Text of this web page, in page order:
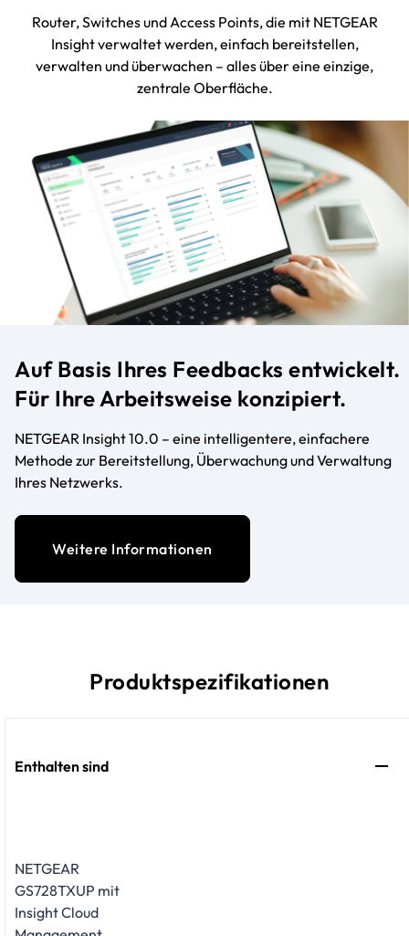
Router, Switches und Access Points, die mit NETGEAR
Insight verwaltet werden, einfach bereitstellen,
verwalten und überwachen – alles über eine einzige,
zentrale Oberfläche.
Auf Basis Ihres Feedbacks entwickelt.
Für Ihre Arbeitsweise konzipiert.
NETGEAR Insight 10.0 – eine intelligentere, einfachere
Methode zur Bereitstellung, Überwachung und Verwaltung
Ihres Netzwerks.
Weitere Informationen
Produktspezifikationen
Enthalten sind
NETGEAR
GS728TXUP mit
Insight Cloud